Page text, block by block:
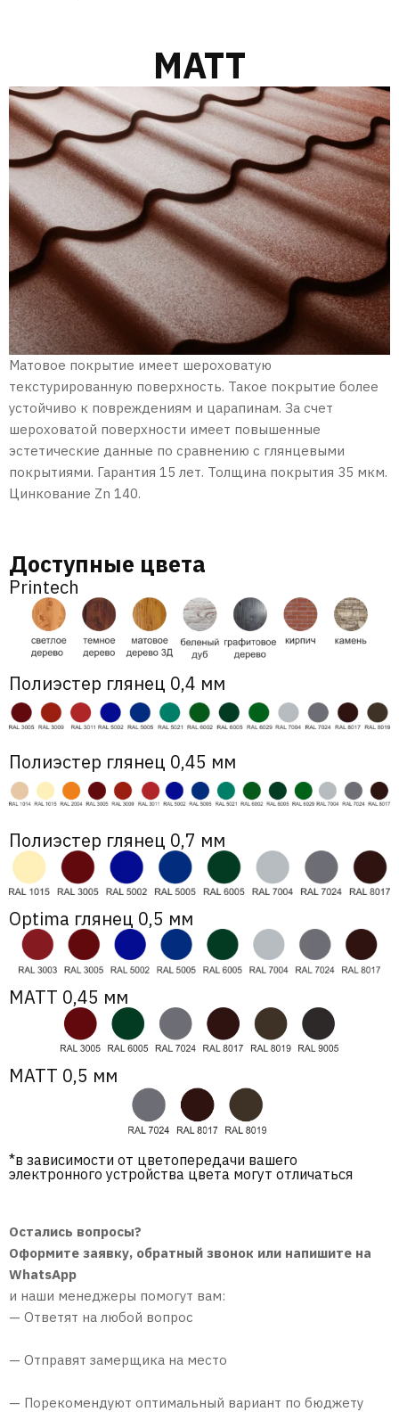
MATT
Матовое покрытие имеет шероховатую
текстурированную поверхность. Такое покрытие более
устойчиво к повреждениям и царапинам. За счет
шероховатой поверхности имеет повышенные
эстетические данные по сравнению с глянцевыми
покрытиями. Гарантия 15 лет. Толщина покрытия 35 мкм.
Цинкование Zn 140.
Доступные цвета
Printech
Полиэстер глянец 0,4 мм
Полиэстер глянец 0,45 мм
Полиэстер глянец 0,7 мм
Optima глянец 0,5 мм
МАТТ 0,45 мм
МАТТ 0,5 мм
*в зависимости от цветопередачи вашего
электронного устройства цвета могут отличаться
Остались вопросы?
Оформите заявку, обратный звонок или напишите на
WhatsApp
и наши менеджеры помогут вам:
— Ответят на любой вопрос
— Отправят замерщика на место
— Порекомендуют оптимальный вариант по бюджету